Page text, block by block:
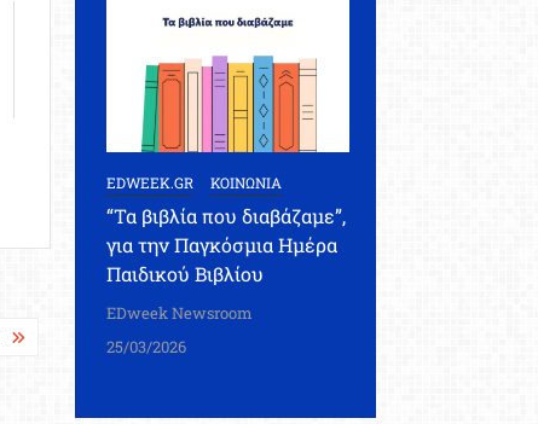
EDWEEK.GR ΚΟΙΝΩΝΙΑ
“Τα βιβλία που διαβάζαμε”,
για την Παγκόσμια Ημέρα
Παιδικού Βιβλίου
EDweek Newsroom
25/03/2026